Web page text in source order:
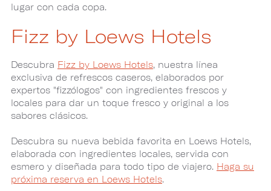
lugar con cada copa.
Fizz by Loews Hotels
Descubra Fizz by Loews Hotels, nuestra línea
exclusiva de refrescos caseros, elaborados por
expertos "fizzólogos" con ingredientes frescos y
locales para dar un toque fresco y original a los
sabores clásicos.
Descubra su nueva bebida favorita en Loews Hotels​​​​​​​,
elaborada con ingredientes locales, servida con
esmero y diseñada para todo tipo de viajero. Haga su
próxima reserva en Loews Hotels.